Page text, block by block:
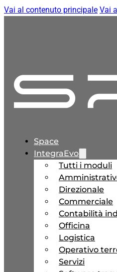
Vai al contenuto principale Vai
Space
IntegraEvo
Tutti i moduli
Direzionale
Commerciale
Contabilità
Officina
Logistica
Operativo
Servizi